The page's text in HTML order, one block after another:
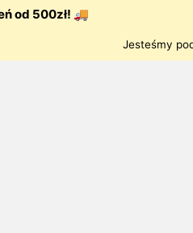
od 500zł! 🚚
Jesteśmy